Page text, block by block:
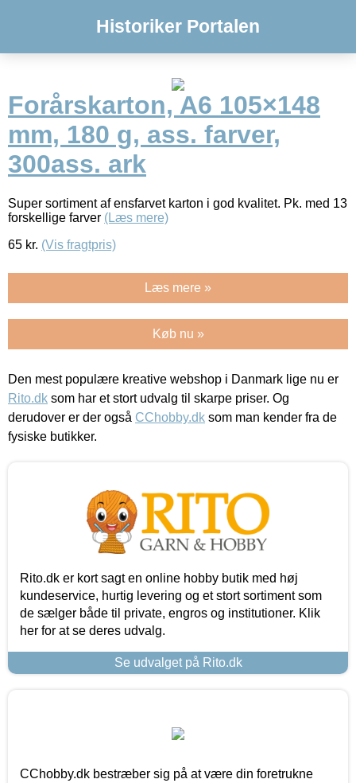
Historiker Portalen
Forårskarton, A6 105×148
mm, 180 g, ass. farver,
300ass. ark
Super sortiment af ensfarvet karton i god kvalitet. Pk. med 13
forskellige farver (Læs mere)
65 kr. (Vis fragtpris)
Læs mere »
Køb nu »
Den mest populære kreative webshop i Danmark lige nu er
Rito.dk som har et stort udvalg til skarpe priser. Og
derudover er der også CChobby.dk som man kender fra de
fysiske butikker.
Rito.dk er kort sagt en online hobby butik med høj
kundeservice, hurtig levering og et stort sortiment som
de sælger både til private, engros og institutioner. Klik
her for at se deres udvalg.
Se udvalget på Rito.dk
CChobby.dk bestræber sig på at være din foretrukne